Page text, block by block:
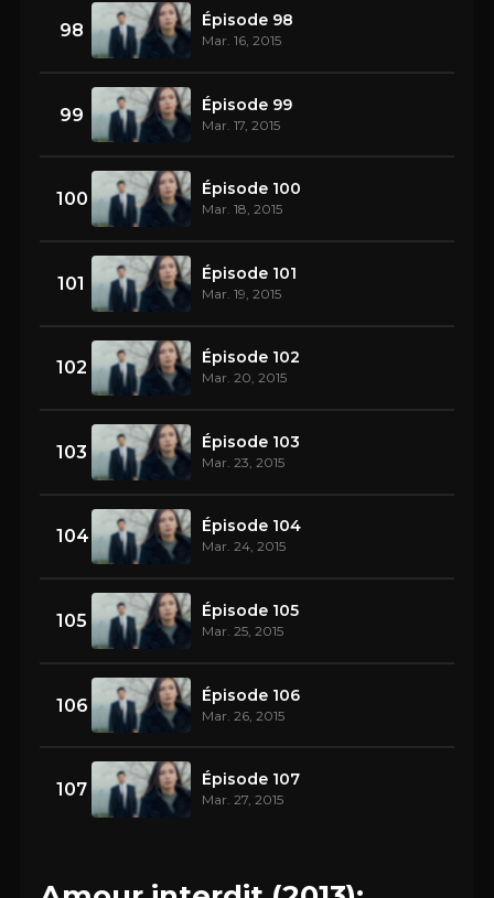
98 Épisode 98
Mar. 16, 2015
99 Épisode 99
Mar. 17, 2015
100 Épisode 100
Mar. 18, 2015
101 Épisode 101
Mar. 19, 2015
102 Épisode 102
Mar. 20, 2015
103 Épisode 103
Mar. 23, 2015
104 Épisode 104
Mar. 24, 2015
105 Épisode 105
Mar. 25, 2015
106 Épisode 106
Mar. 26, 2015
107 Épisode 107
Mar. 27, 2015